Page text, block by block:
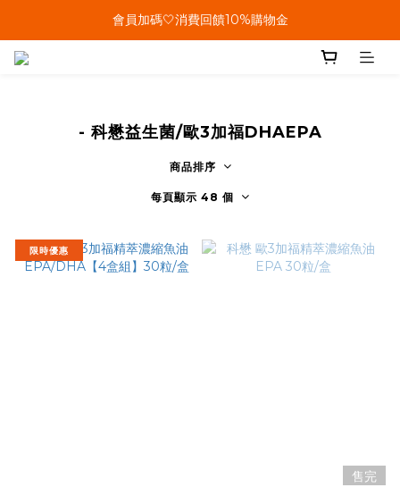
單筆結帳金額滿899🤍超取/郵寄免運費
會員加碼🤍消費回饋10%購物金
- 科懋益生菌/歐3加福DHAEPA
商品排序
每頁顯示 48 個
限時優惠
售完